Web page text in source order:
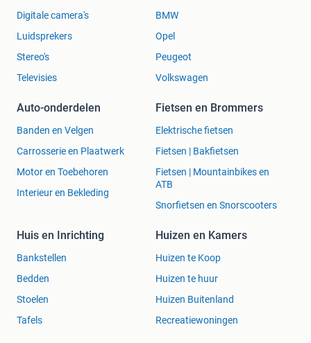
Digitale camera's
Luidsprekers
Stereo's
Televisies
BMW
Opel
Peugeot
Volkswagen
Auto-onderdelen
Banden en Velgen
Carrosserie en Plaatwerk
Motor en Toebehoren
Interieur en Bekleding
Fietsen en Brommers
Elektrische fietsen
Fietsen | Bakfietsen
Fietsen | Mountainbikes en
ATB
Snorfietsen en Snorscooters
Huis en Inrichting
Bankstellen
Bedden
Stoelen
Tafels
Huizen en Kamers
Huizen te Koop
Huizen te huur
Huizen Buitenland
Recreatiewoningen